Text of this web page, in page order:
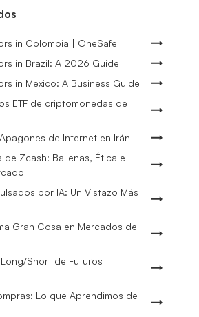
in Colombia | OneSafe
in Brazil: A 2026 Guide
in Mexico: A Business Guide
ETF de criptomonedas de
de Internet en Irán
Zcash: Ballenas, Ética e
por IA: Un Vistazo Más
Gran Cosa en Mercados de
Short de Futuros
Lo que Aprendimos de